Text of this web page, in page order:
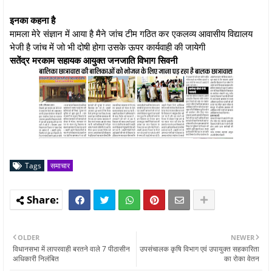
इनका कहना है
मामला मेरे संज्ञान में आया है मैने जांच टीम गठित कर एकलव्य आवासीय विद्यालय
भेजी है जांच में जो भी दोषी होगा उसके ऊपर कार्यवाही की जायेगी
सतेंद्र मरकाम सहायक आयुक्त जनजाति विभाग सिवनी
Tags समाचार
NEWER
उपसंचालक कृषि विभाग एवं उपायुक्त सहकारिता
का रोका वेतन
OLDER
विधानसभा में लापरवाही बरतने वाले 7 पीठासीन
अधिकारी निलंबित